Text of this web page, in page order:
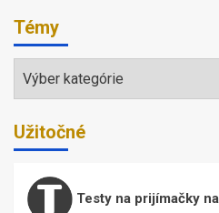
Témy
Témy
Užitočné
Testy na prijímačky